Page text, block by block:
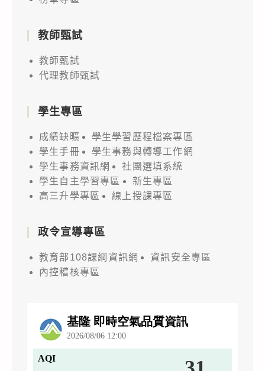
教師甄試
教師甄試
代理教師甄試
學生專區
成績缺曠
學生學習歷程檔案專區
學生手冊
學生事務與轉導工作網
學生事務資訊網
社團選填系統
學生自主學習專區
新生專區
高三升學專區
線上授課專區
政令宣導專區
教育部108課綱資訊網
資訊安全專區
內控稽核專區